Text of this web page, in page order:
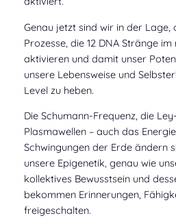
Genau jetzt sind wir in der Lage,
Prozesse, die 12 DNA Stränge
aktivieren und damit unser
unsere Lebensweise und
Level zu heben.
Die Schumann-Frequenz, die
Plasmawellen – auch das
Schwingungen der Erde ändern
unsere Epigenetik, genau wie
kollektives Bewusstsein und
bekommen Erinnerungen,
freigeschalten.